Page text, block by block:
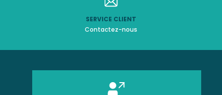
SERVICE CLIENT
Contactez-nous